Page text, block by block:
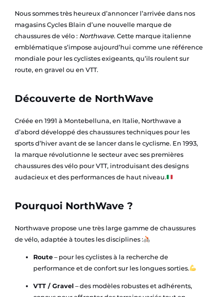
Nous sommes très heureux d’annoncer l’arrivée dans nos
magasins Cycles Blain d’une nouvelle marque de
chaussures de vélo : Northwave. Cette marque italienne
emblématique s’impose aujourd’hui comme une référence
mondiale pour les cyclistes exigeants, qu’ils roulent sur
route, en gravel ou en VTT.
Découverte de NorthWave
Créée en 1991 à Montebelluna, en Italie, Northwave a
d’abord développé des chaussures techniques pour les
sports d’hiver avant de se lancer dans le cyclisme. En 1993,
la marque révolutionne le secteur avec ses premières
chaussures des vélo pour VTT, introduisant des designs
audacieux et des performances de haut niveau.
Pourquoi NorthWave ?
Northwave propose une très large gamme de chaussures
de vélo, adaptée à toutes les disciplines :
Route– pour les cyclistes à la recherche de
performance et de confort sur les longues sorties.
VTT / Gravel – des modèles robustes et adhérents,